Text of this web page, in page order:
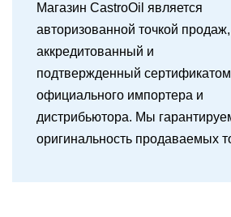
Магазин CastroOil является
авторизованной точкой продаж,
аккредитованный и
подтвержденный
официального импортера и
дистрибьютора. Мы
оригинальность продаваемых